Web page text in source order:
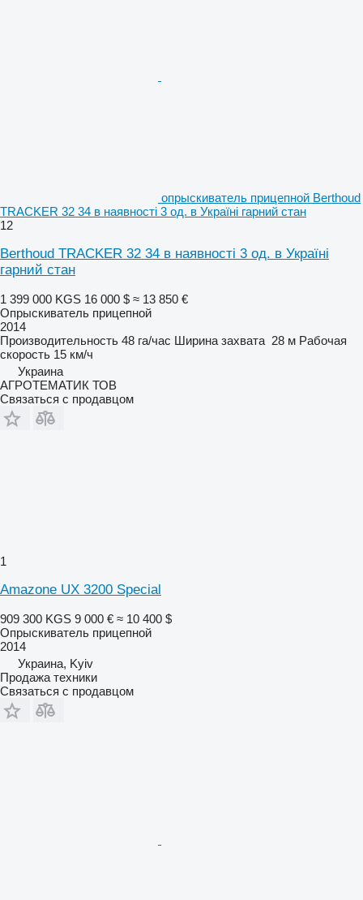
опрыскиватель прицепной Berthoud
TRACKER 32 34 в наявності 3 од. в Україні гарний стан
12
Berthoud TRACKER 32 34 в наявності 3 од. в Україні
гарний стан
1 399 000 KGS 16 000 $ ≈ 13 850 €
Опрыскиватель прицепной
2014
Производительность 48 га/час Ширина захвата 28 м Рабочая
скорость 15 км/ч
Украина
АГРОТЕМАТИК ТОВ
Связаться с продавцом
1
Amazone UX 3200 Special
909 300 KGS 9 000 € ≈ 10 400 $
Опрыскиватель прицепной
2014
Украина, Kyiv
Продажа техники
Связаться с продавцом